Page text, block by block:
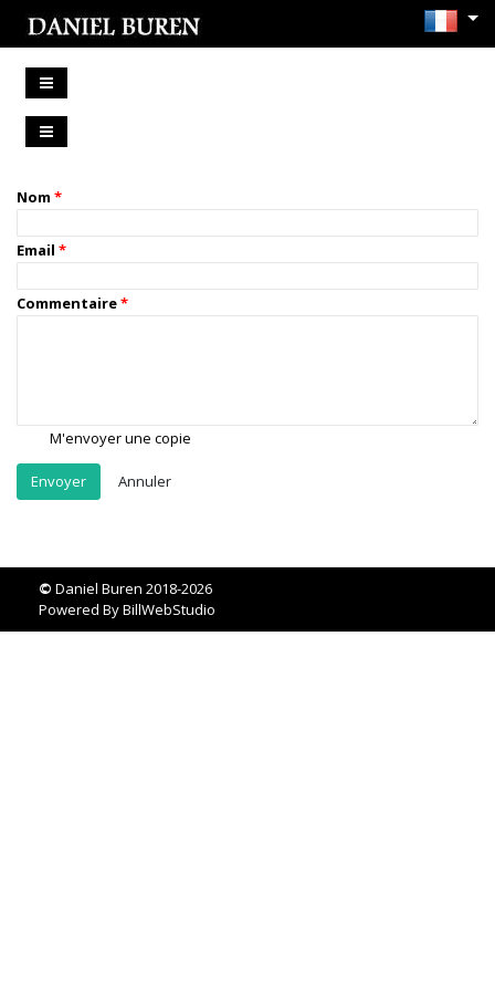
Nom
Email
Commentaire
M'envoyer une copie
Annuler
© Daniel Buren 2018-2026
Powered ByBillWebStudio